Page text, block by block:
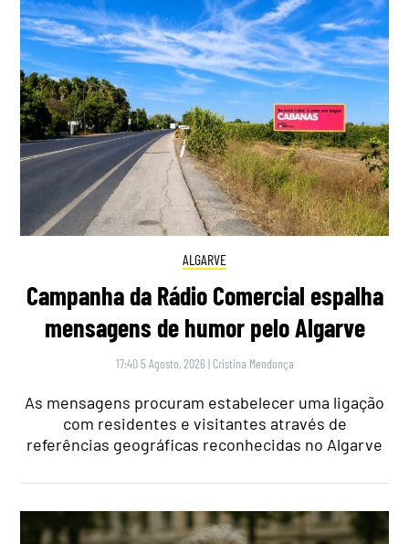
ALGARVE
Campanha da Rádio Comercial espalha
mensagens de humor pelo Algarve
17:40 5 Agosto, 2026 | Cristina Mendonça
As mensagens procuram estabelecer uma ligação
com residentes e visitantes através de
referências geográficas reconhecidas no Algarve